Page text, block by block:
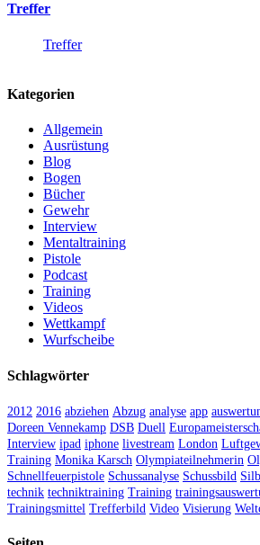
Treffer
Treffer
Kategorien
Allgemein
Ausrüstung
Blog
Bogen
Bücher
Gewehr
Interview
Mentaltraining
Pistole
Podcast
Training
Videos
Wettkampf
Wurfscheibe
Schlagwörter
2012 2016 abziehen Abzug analyse app
Doreen Vennekamp DSB Duell
Interview ipad iphone livestream London
Training Monika Karsch Olympiateilnehmerin
Schnellfeuerpistole Schussanalyse Schussbild
technik techniktraining Training
Trainingsmittel Trefferbild Video Visierung